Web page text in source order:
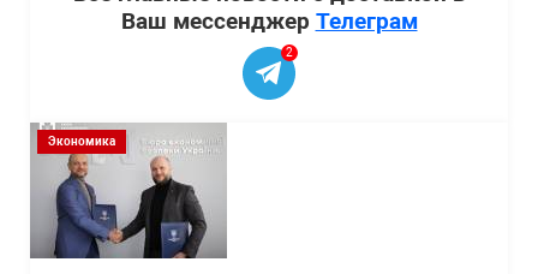
Ваш мессенджер Телеграм
2
Экономика